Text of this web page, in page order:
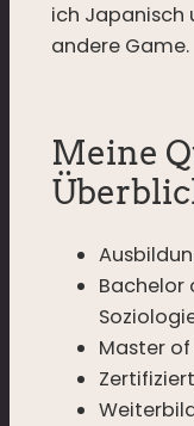
ich Japanisch
andere Game.
Meine
Bachelor
Master